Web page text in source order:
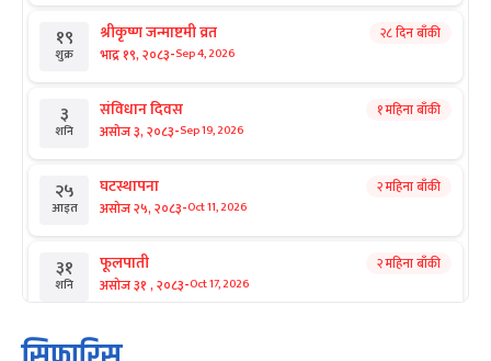
१९
शुक्र
श्रीकृष्ण जन्माष्टमी व्रत
भाद्र १९, २०८३-Sep 4, 2026
२८ दिन बाँकी
३
शनि
संविधान दिवस
असोज ३, २०८३-Sep 19, 2026
१ महिना बाँकी
२५
आइत
घटस्थापना
असोज २५, २०८३-Oct 11, 2026
२ महिना बाँकी
३१
शनि
फूलपाती
असोज ३१ , २०८३-Oct 17, 2026
२ महिना बाँकी
१ कार्तिक सङ्क्रान्ति